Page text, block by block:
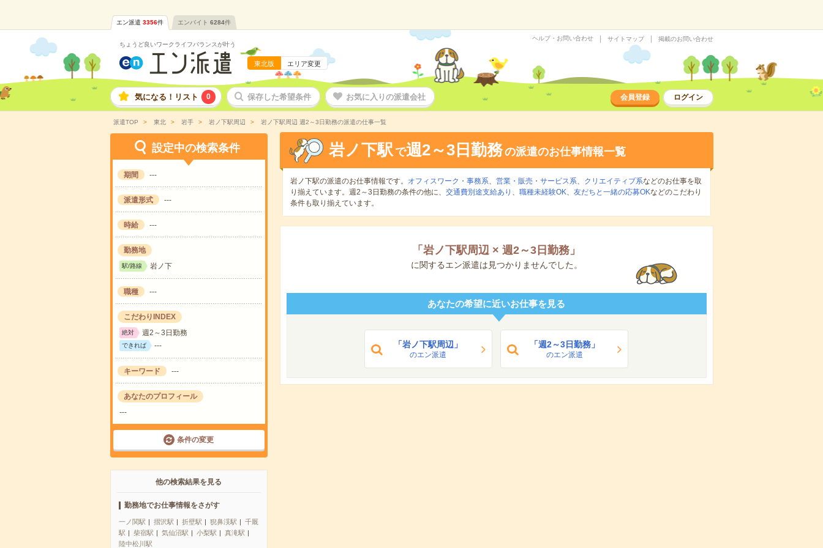
エン派遣 3356件 エンバイト 6284件
ちょうど良いワークライフバランスが叶う
東北版 エリア変更
ヘルプ・お問い合わせ サイトマップ 掲載のお問い合わせ
気になる！リスト 0 保存した希望条件 お気に入りの派遣会社 会員登録 ログイン
派遣TOP 東北 岩手 岩ノ下駅周辺 岩ノ下駅周辺 週2～3日勤務の派遣の仕事一覧
設定中の検索条件
期間 ---
派遣形式 ---
時給 ---
勤務地
駅/路線 岩ノ下
職種 ---
こだわりINDEX
絶対 週2～3日勤務
できれば ---
キーワード ---
あなたのプロフィール
---
条件の変更
他の検索結果を見る
勤務地でお仕事情報をさがす
一ノ関駅 摺沢駅 折壁駅 猊鼻渓駅
千厩
駅
柴宿駅 気仙沼駅 小梨駅
真滝駅
陸中松川駅
岩ノ下駅 で週2～3日勤務の派遣のお仕事情報一覧
岩ノ下駅の派遣のお仕事情報です。 オフィスワーク・事務系、 営業・販売・サービス系、 クリエイティブ系などのお仕事を取
り揃えています。週2～3日勤務の条件の他に、 交通費別途支給あり 、 職種未経験OK、 友だちと一緒の応募OKなどのこだわり
条件も取り揃えています。
「 岩ノ下駅周辺 × 週2～3日勤務 」
に関するエン派遣は見つかりませんでした。
あなたの希望に近いお仕事を見る
「岩ノ下駅周辺」
のエン派遣
「週2～3日勤務」
のエン派遣